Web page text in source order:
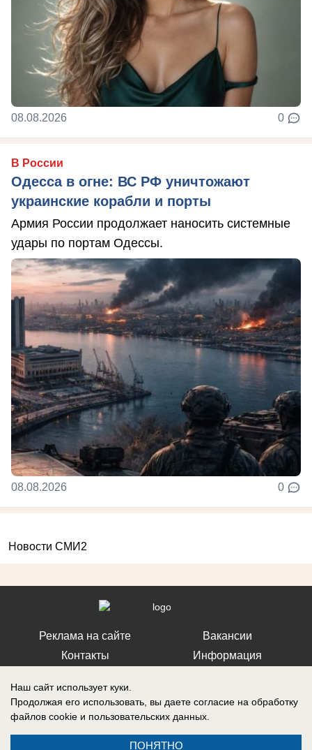
08.08.2026 0
В России
Одесса в огне: ВС РФ уничтожают
украинские корабли и порты
Армия России продолжает наносить системные
удары по портам Одессы.
08.08.2026 0
Новости СМИ2
Реклама на сайте
Контакты
Вакансии
Информация
службой по надзору в сфере связи, информационных технологий и
Наш сайт использует куки.
Продолжая его использовать, вы даете согласие на обработку
файлов cookie и пользовательских данных.
ПОНЯТНО